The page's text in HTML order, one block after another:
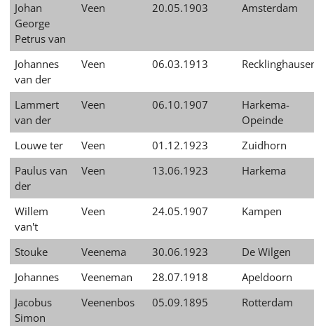
עברית
日
本
語
Johan
George
Petrus van
Veen 20.05.1903 Amsterdam
Johannes
van der
Veen 06.03.1913
Lammert
van der
Veen 06.10.1907
Harkema-
Opeinde
Louwe ter
Veen 01.12.1923
Zuidhorn
Paulus van
der
Veen 13.06.1923 Harkema
Willem
van't
Veen 24.05.1907 Kampen
Stouke Veenema 30.06.1923
De Wilgen
Johannes
Veeneman 28.07.1918
Apeldoorn
Jacobus
Simon
Veenenbos 05.09.1895 Rotterdam